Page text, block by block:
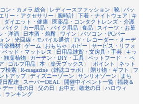
ン・カメラ 総合 レディースファッション 靴
バッ
リー・アクセサリー 腕時計 下着・ナイトウェア
キ
ダイエット・健康
医薬品・コンタクトレンズ・介護
バイク カー用品・バイク用品 食品
スイーツ・お菓
・洋酒 日本酒・焼酎 ワイン
パソコン・PCパー
ン 光回線・モバイル通信
TV・レコーダー・オーデ
楽機材 ゲーム おもちゃ ホビー
サービス・リフォ
ベッド・マットレス 日用品雑貨・文房具・手芸
キッ
観葉植物 ガーデン・DIY・工具
ペットフード ・ ペ
ゴルフ用品 本 （楽天ブックス ） | ポイント
ネット
検索 R-magazine（雑誌コラボ） 贈り物・ギフト
フ
トアップ ディズニーゾーン サンリオゾーン
まち
日配達 スーパーDEAL 開催中イベント一覧
福袋＆
デー 母の日 父の日 お中元 敬老の日
ハロウィ
ランキング